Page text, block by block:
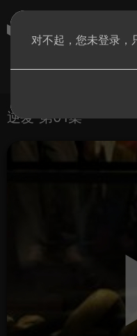
逆爱 第01集
对不起，您未登录，